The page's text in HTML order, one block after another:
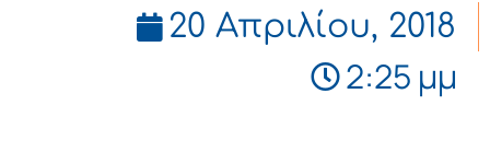
20 Απριλίου, 2018
2:25 μμ